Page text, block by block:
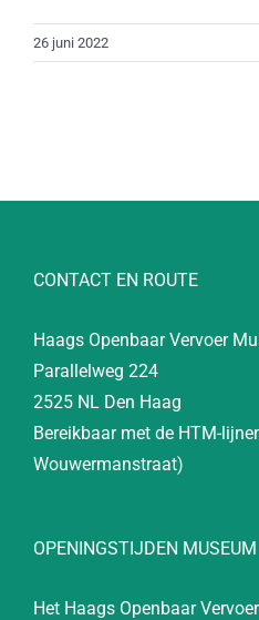
26 juni 2022
CONTACT EN ROUTE
Haags Openbaar Vervoer
Parallelweg 224
2525 NL Den Haag
Bereikbaar met de HTM-
Wouwermanstraat)
OPENINGSTIJDEN MUSEUM
Het Haags Openbaar